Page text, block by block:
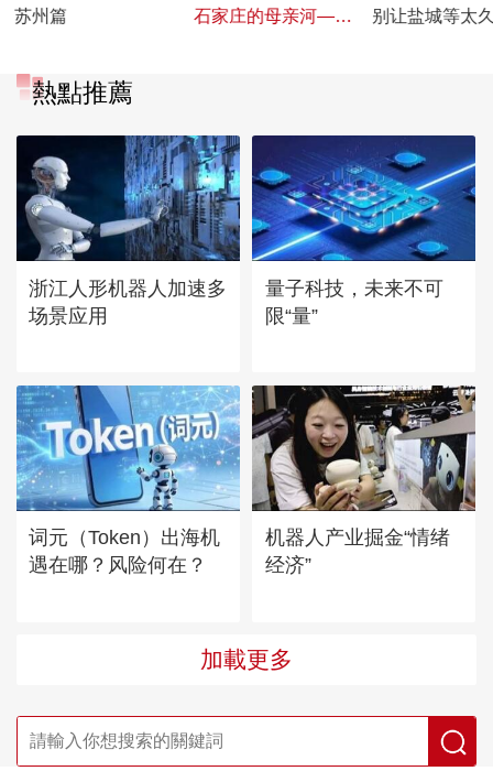
苏州篇
石家庄的母亲河——
别让盐城等太
熱點推薦
浙江人形机器人加速多
场景应用
量子科技，未来不可
限“量”
词元（Token）出海机
遇在哪？风险何在？
机器人产业掘金“情绪
经济”
加載更多